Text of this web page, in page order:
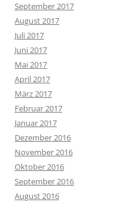
September 2017
August 2017
Juli 2017
Juni 2017
Mai 2017
April 2017
März 2017
Februar 2017
Januar 2017
Dezember 2016
November 2016
Oktober 2016
September 2016
August 2016